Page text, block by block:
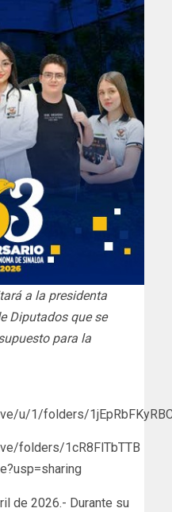
a la presidenta
Diputados que se
para la
u/1/folders/
folders/1cR8FlTbTTB
de 2026.- Durante su